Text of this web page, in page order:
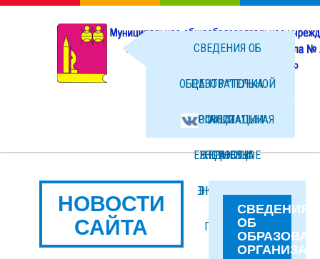
СВЕДЕНИЯ ОБ
ОБРАЗОВАТЕЛЬНОЙ
ОРГАНИЗАЦИИ
НОВОСТИ
ФАЙЛЫ
ЦЕНТР "ТОЧКА
РОСТА"
ЕЖЕДНЕВНОЕ
МЕНЮ ГОРЯЧЕГО
ПИТАНИЯ
ОФИЦИАЛЬНАЯ
СТРАНИЦА
ВКОНТАКТЕ
НОВОСТИ
САЙТА
СВЕДЕНИЯ
ОБ